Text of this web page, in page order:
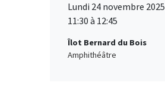
Lundi 24 novembre 2025
11:30 à 12:45
Îlot Bernard du Bois
Amphithéâtre